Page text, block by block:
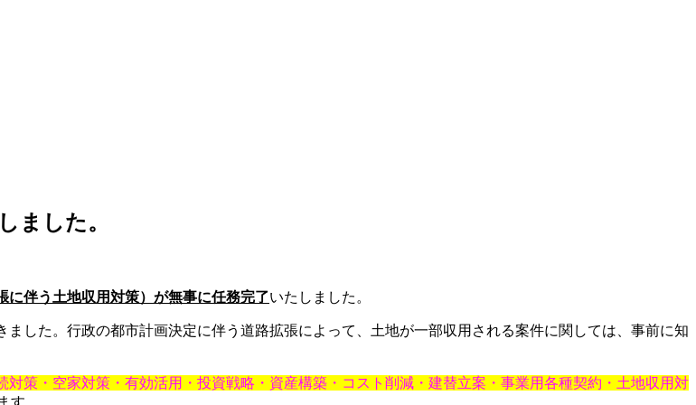
ました。
伴う土地収用対策）が無事に任務完了いたしました。
した。行政の都市計画決定に伴う道路拡張によって、土地が一部収用される案件に関しては、事前に知
対策・空家対策・有効活用・投資戦略・資産構築・コスト削減・建替立案・事業用各種契約・土地収用対
す。